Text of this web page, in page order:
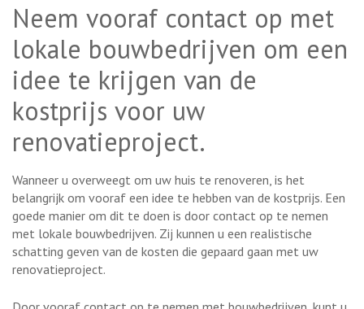
Neem vooraf contact op met
lokale bouwbedrijven om een
idee te krijgen van de
kostprijs voor uw
renovatieproject.
Wanneer u overweegt om uw huis te renoveren, is het
belangrijk om vooraf een idee te hebben van de kostprijs. Een
goede manier om dit te doen is door contact op te nemen
met lokale bouwbedrijven. Zij kunnen u een realistische
schatting geven van de kosten die gepaard gaan met uw
renovatieproject.